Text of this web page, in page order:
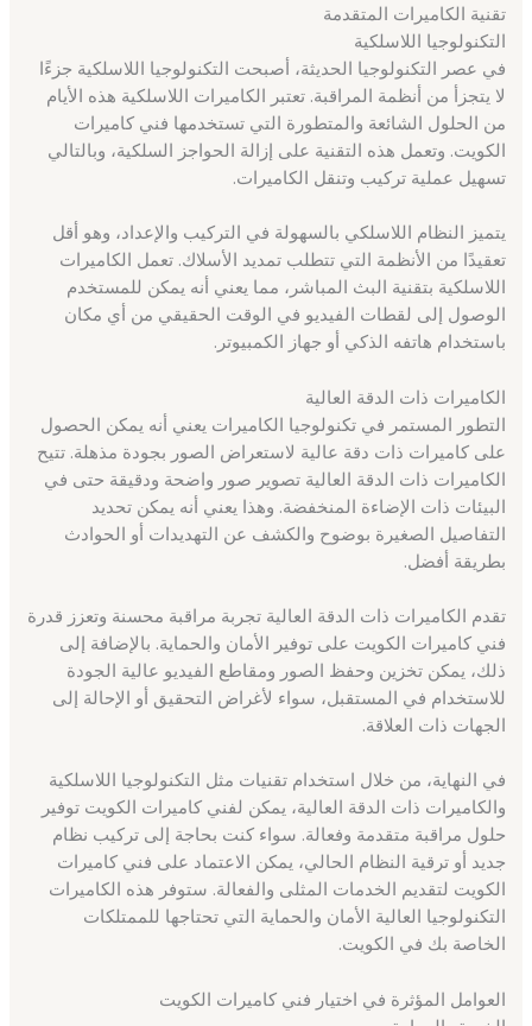
تقنية الكاميرات المتقدمة
التكنولوجيا اللاسلكية
في عصر التكنولوجيا الحديثة، أصبحت التكنولوجيا اللاسلكية جزءًا
لا يتجزأ من أنظمة المراقبة. تعتبر الكاميرات اللاسلكية هذه الأيام
من الحلول الشائعة والمتطورة التي تستخدمها فني كاميرات
الكويت. وتعمل هذه التقنية على إزالة الحواجز السلكية، وبالتالي
تسهيل عملية تركيب وتنقل الكاميرات.
يتميز النظام اللاسلكي بالسهولة في التركيب والإعداد، وهو أقل
تعقيدًا من الأنظمة التي تتطلب تمديد الأسلاك. تعمل الكاميرات
اللاسلكية بتقنية البث المباشر، مما يعني أنه يمكن للمستخدم
الوصول إلى لقطات الفيديو في الوقت الحقيقي من أي مكان
باستخدام هاتفه الذكي أو جهاز الكمبيوتر.
الكاميرات ذات الدقة العالية
التطور المستمر في تكنولوجيا الكاميرات يعني أنه يمكن الحصول
على كاميرات ذات دقة عالية لاستعراض الصور بجودة مذهلة. تتيح
الكاميرات ذات الدقة العالية تصوير صور واضحة ودقيقة حتى في
البيئات ذات الإضاءة المنخفضة. وهذا يعني أنه يمكن تحديد
التفاصيل الصغيرة بوضوح والكشف عن التهديدات أو الحوادث
بطريقة أفضل.
تقدم الكاميرات ذات الدقة العالية تجربة مراقبة محسنة وتعزز قدرة
فني كاميرات الكويت على توفير الأمان والحماية. بالإضافة إلى
ذلك، يمكن تخزين وحفظ الصور ومقاطع الفيديو عالية الجودة
للاستخدام في المستقبل، سواء لأغراض التحقيق أو الإحالة إلى
الجهات ذات العلاقة.
في النهاية، من خلال استخدام تقنيات مثل التكنولوجيا اللاسلكية
والكاميرات ذات الدقة العالية، يمكن لفني كاميرات الكويت توفير
حلول مراقبة متقدمة وفعالة. سواء كنت بحاجة إلى تركيب نظام
جديد أو ترقية النظام الحالي، يمكن الاعتماد على فني كاميرات
الكويت لتقديم الخدمات المثلى والفعالة. ستوفر هذه الكاميرات
التكنولوجيا العالية الأمان والحماية التي تحتاجها للممتلكات
الخاصة بك في الكويت.
العوامل المؤثرة في اختيار فني كاميرات الكويت